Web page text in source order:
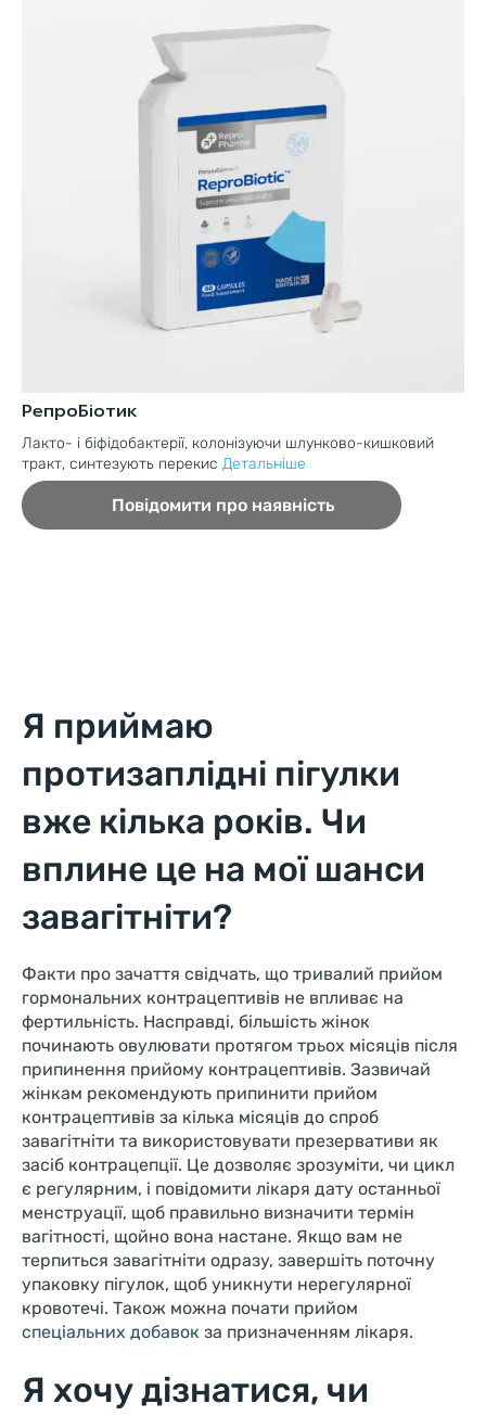
РепроБіотик
Лакто- і біфідобактерії, колонізуючи шлунково-кишковий
тракт, синтезують перекис Детальніше
Повідомити про наявність
Я приймаю
протизаплідні пігулки
вже кілька років. Чи
вплине це на мої шанси
завагітніти?
Факти про зачаття свідчать, що тривалий прийом
гормональних контрацептивів не впливає на
фертильність. Насправді, більшість жінок
починають овулювати протягом трьох місяців після
припинення прийому контрацептивів. Зазвичай
жінкам рекомендують припинити прийом
контрацептивів за кілька місяців до спроб
завагітніти та використовувати презервативи як
засіб контрацепції. Це дозволяє зрозуміти, чи цикл
є регулярним, і повідомити лікаря дату останньої
менструації, щоб правильно визначити термін
вагітності, щойно вона настане. Якщо вам не
терпиться завагітніти одразу, завершіть поточну
упаковку пігулок, щоб уникнути нерегулярної
кровотечі. Також можна почати прийом
спеціальних добавок за призначенням лікаря.
Я хочу дізнатися, чи